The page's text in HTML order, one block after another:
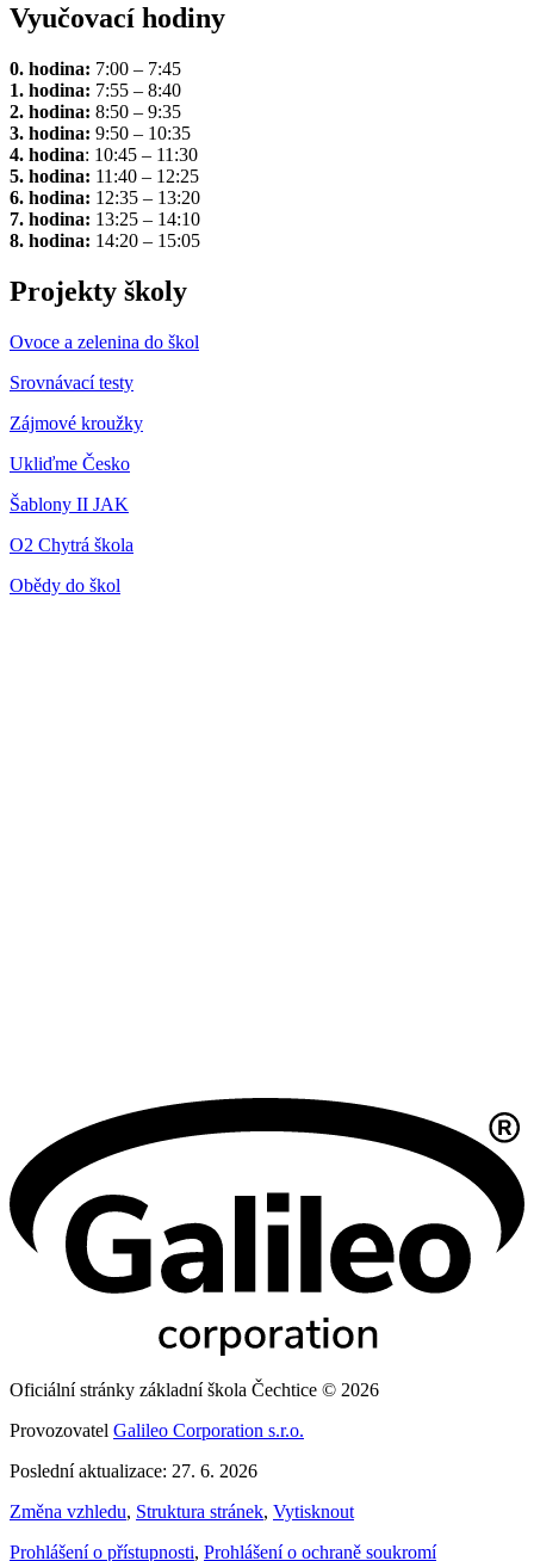
Vyučovací hodiny
0. hodina: 7:00 – 7:45
1. hodina: 7:55 – 8:40
2. hodina: 8:50 – 9:35
3. hodina: 9:50 – 10:35
4. hodina: 10:45 – 11:30
5. hodina: 11:40 – 12:25
6. hodina: 12:35 – 13:20
7. hodina: 13:25 – 14:10
8. hodina: 14:20 – 15:05
Projekty školy
Ovoce a zelenina do škol
Srovnávací testy
Zájmové kroužky
Ukliďme Česko
Šablony II JAK
O2 Chytrá škola
Obědy do škol
Oficiální stránky základní škola Čechtice © 2026
Provozovatel Galileo Corporation s.r.o.
Poslední aktualizace: 27. 6. 2026
Změna vzhledu, Struktura stránek, Vytisknout
Prohlášení o přístupnosti, Prohlášení o ochraně soukromí